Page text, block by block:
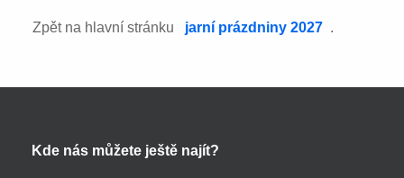
Zpět na hlavní stránku jarní prázdniny 2027 .
Kde nás můžete ještě najít?